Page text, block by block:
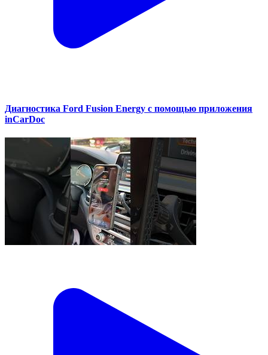
Диагностика Ford Fusion Energy с помощью приложения
inCarDoc